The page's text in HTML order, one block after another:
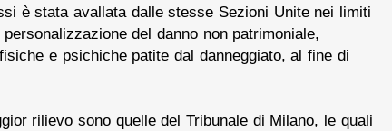
è stata avallata dalle stesse Sezioni Unite nei limiti
del danno non patrimoniale,
e psichiche patite dal danneggiato, al fine di
rilievo sono quelle del Tribunale di Milano, le quali